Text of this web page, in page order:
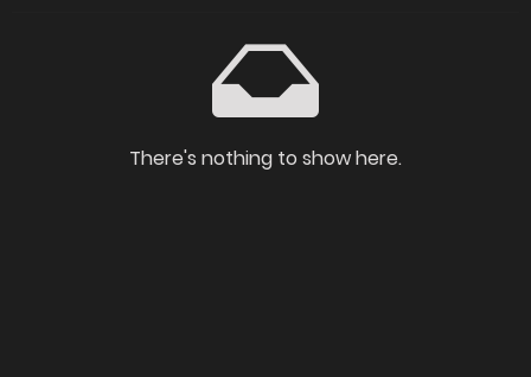
There's nothing to show here.